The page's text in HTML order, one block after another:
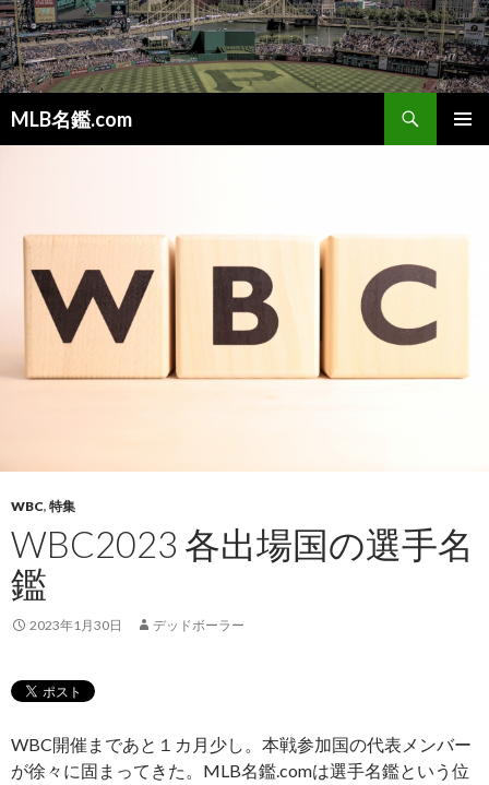
MLB名鑑.com
索
WBC, 特集
WBC2023 各出場国の選手名
鑑
2023年1月30日 デッドボーラー
WBC開催まであと１カ月少し。本戦参加国の代表メンバー
が徐々に固まってきた。MLB名鑑.comは選手名鑑という位